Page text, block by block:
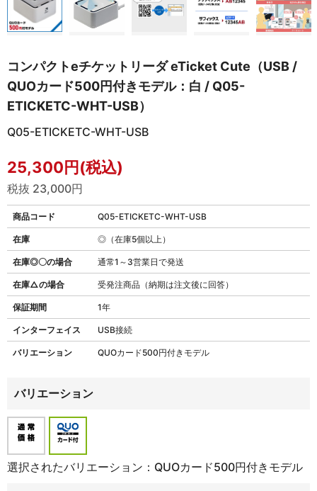
コンパクトeチケットリーダ eTicket Cute（USB /
QUOカード500円付きモデル：白 / Q05-
ETICKETC-WHT-USB）
Q05-ETICKETC-WHT-USB
25,300円(税込)
税抜 23,000円
商品コード Q05-ETICKETC-WHT-USB
在庫◎〇の場合 通常1～3営業日で発送
在庫△の場合 受発注商品（納期は注文後に回答）
保証期間 1年
インターフェイス USB接続
バリエーション QUOカード500円付きモデル
在庫 ◎（在庫5個以上）
バリエーション
選択されたバリエーション：QUOカード500円付きモデル